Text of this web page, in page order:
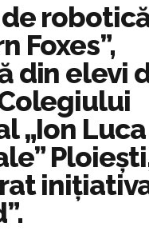
Foxes”,
din elevi
„Ion Luca